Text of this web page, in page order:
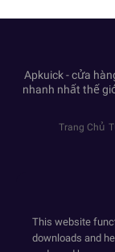
Apkuick - cửa
nhanh nhất thế
Trang Chủ
This website
downloads and